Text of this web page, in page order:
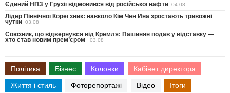
Єдиний НПЗ у Грузії відмовився від російської нафти 04.08
Лідер Північної Кореї зник: навколо Кім Чен Ина зростають тривожні
чутки 03.08
Союзник, що відвернувся від Кремля: Пашинян подав у відставку —
хто став новим прем’єром 03.08
Політика Бізнес Колонки Кабінет директора
Життя і стиль Фоторепортажі Відео Ітоги